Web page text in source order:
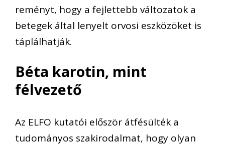
reményt, hogy a fejlettebb változatok a
betegek által lenyelt orvosi eszközöket is
táplálhatják.
Béta karotin, mint
félvezető
Az ELFO kutatói először átfésülték a
tudományos szakirodalmat, hogy olyan